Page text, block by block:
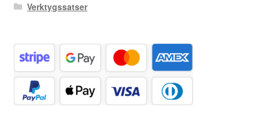
Verktygssatser